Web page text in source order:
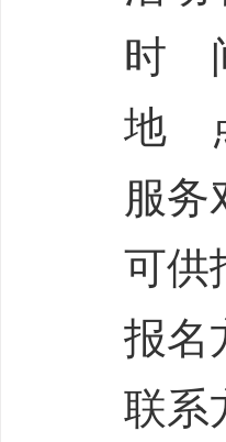
时
地
服务
可供
报名
联系